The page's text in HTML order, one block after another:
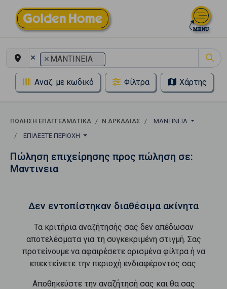
× × ΜΑΝΤΙΝΕΙΑ
Αναζ. με κωδικό Φίλτρα Χάρτης
ΠΏΛΗΣΗ ΕΠΑΓΓΕΛΜΑΤΙΚΆ Ν.ΑΡΚΑΔΙΑΣ
ΜΑΝΤΙΝΕΙΑ
ΕΠΙΛΈΞΤΕ ΠΕΡΙΟΧΉ
Πώληση επιχείρησης προς πώληση σε:
Μαντινεια
Δεν εντοπίστηκαν διαθέσιμα ακίνητα
Τα κριτήρια αναζήτησής σας δεν απέδωσαν
αποτελέσματα για τη συγκεκριμένη στιγμή. Σας
προτείνουμε να αφαιρέσετε ορισμένα φίλτρα ή να
επεκτείνετε την περιοχή ενδιαφέροντός σας.
Αποθηκεύστε την αναζήτησή σας και θα σας